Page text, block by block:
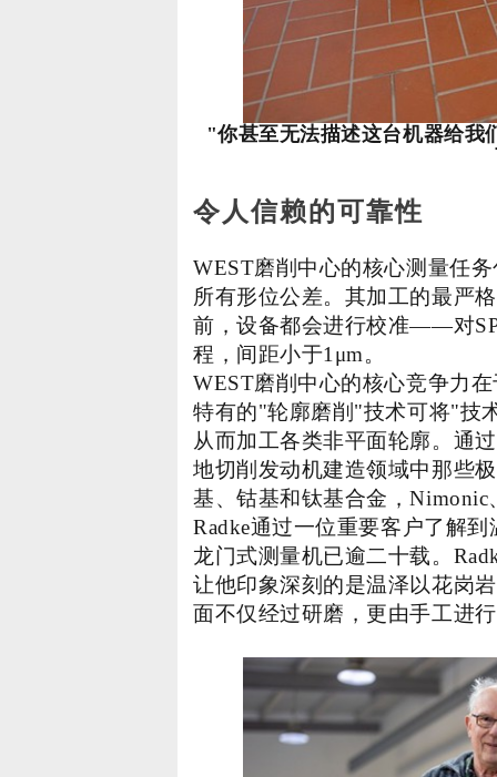
"你甚至无法描述这台机器给我
令人信赖的可靠性
WEST磨削中心的核心测量任
所有形位公差。其加工的最严
前，设备都会进行校准——对
程，间距小于1μm。
WEST磨削中心的核心竞争力
特有的"轮廓磨削"技术可将"技
从而加工各类非平面轮廓。通
地切削发动机建造领域中那些
基、钴基和钛基合金，Nimonic
Radke通过一位重要客户了解
龙门式测量机已逾二十载。
让他印象深刻的是温泽以花岗
面不仅经过研磨，更由手工进